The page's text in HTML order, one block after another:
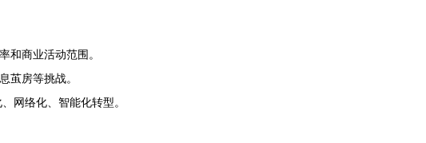
和商业活动范围。
茧房等挑战。
网络化、智能化转型。